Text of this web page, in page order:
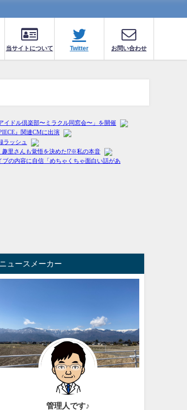
当サイトについて Twitter お問い合わせ
ニュースメーカー
管理人です♪